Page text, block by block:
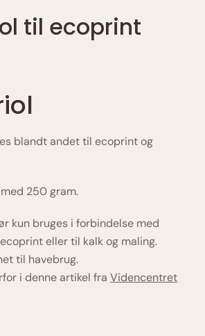
til ecoprint
blandt andet til ecoprint og
250 gram.
kun bruges i forbindelse med
eller til kalk og maling.
til havebrug.
i denne artikel fra Videncentret